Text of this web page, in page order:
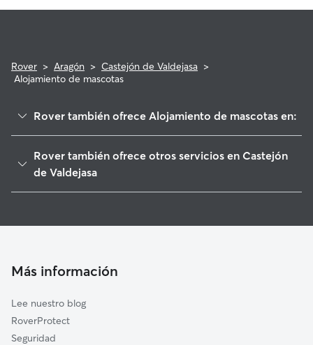
Rover > Aragón > Castejón de Valdejasa >
Alojamiento de mascotas
Rover también ofrece Alojamiento de mascotas en:
Tauste
Marracos
Alcalá de Ebro
San Mateo de Gállego
Torres de Berrellén
Rover también ofrece otros servicios en Castejón
de Valdejasa
Más información
Lee nuestro blog
RoverProtect
Seguridad